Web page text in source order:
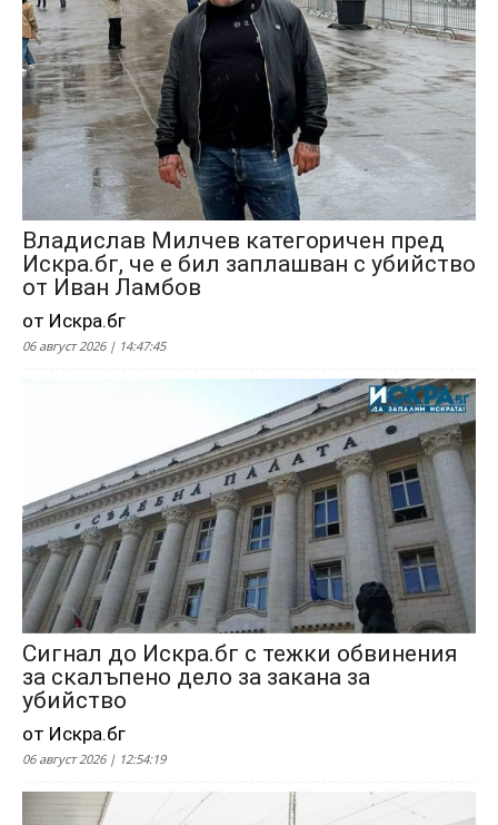
Владислав Милчев категоричен пред
Искра.бг, че е бил заплашван с убийство
от Иван Ламбов
от Искра.бг
06 август 2026 | 14:47:45
Сигнал до Искра.бг с тежки обвинения
за скалъпено дело за закана за
убийство
от Искра.бг
06 август 2026 | 12:54:19